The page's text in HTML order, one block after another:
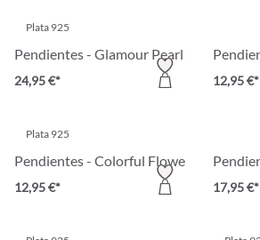
Plata 925
Pendientes - Glamour Pearl
24,95 €* 12,95 €*
Plata 925
Pendientes - Colorful Flower
12,95 €* 17,95 €*